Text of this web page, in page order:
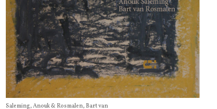
Saleming, Anouk & Rosmalen, Bart van